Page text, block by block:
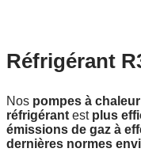
Réfrigérant
Nos pompes à chaleur
réfrigérant est plus
émissions de gaz à
dernières normes